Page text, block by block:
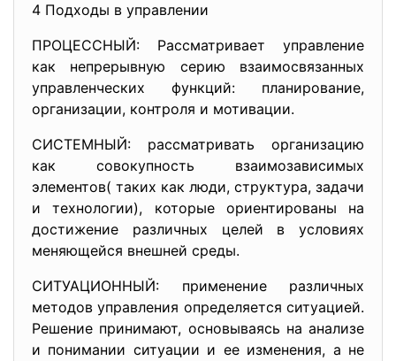
4 Подходы в управлении
ПРОЦЕССНЫЙ: Рассматривает управление
как непрерывную серию взаимосвязанных
управленческих функций: планирование,
организации, контроля и мотивации.
СИСТЕМНЫЙ: рассматривать организацию
как совокупность взаимозависимых
элементов( таких как люди, структура, задачи
и технологии), которые ориентированы на
достижение различных целей в условиях
меняющейся внешней среды.
СИТУАЦИОННЫЙ: применение различных
методов управления определяется ситуацией.
Решение принимают, основываясь на анализе
и понимании ситуации и ее изменения, а не